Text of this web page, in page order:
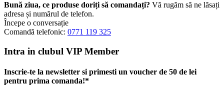
Bună ziua, ce produse doriți să comandați? Vă rugăm să ne lăsați
adresa și numărul de telefon.
Începe o conversație
Comandă telefonic: 0771 119 325
Intra in clubul VIP Member
Inscrie-te la newsletter si primesti un voucher de 50 de lei
pentru prima comanda!*